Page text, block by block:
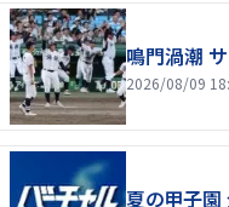
鳴門渦潮
2026/08/09
夏の甲子園